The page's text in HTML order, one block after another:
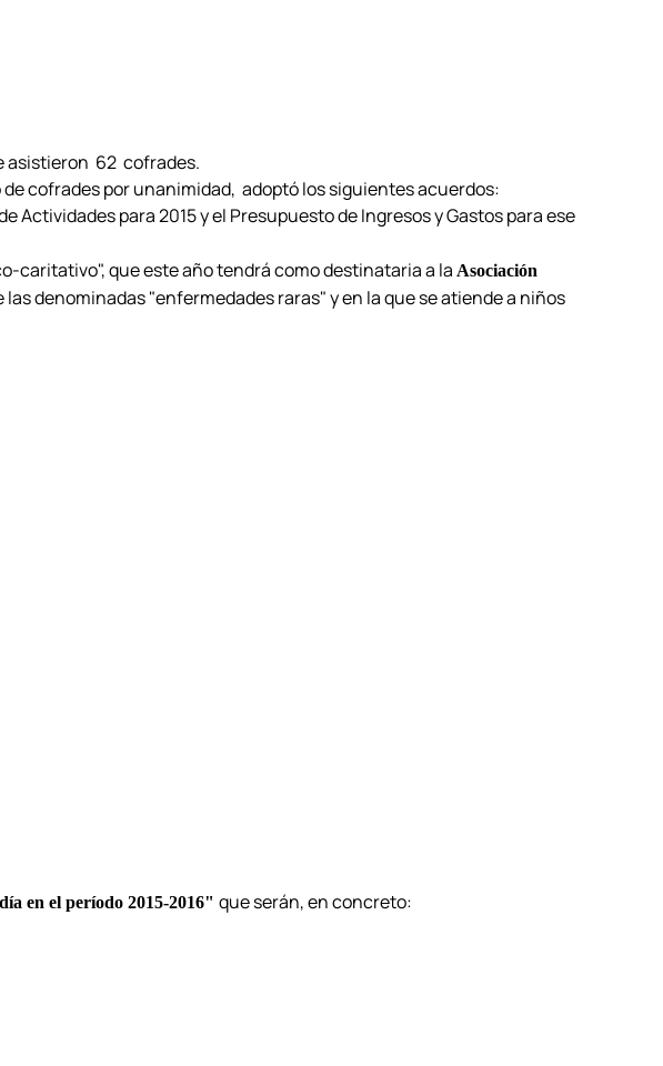
asistieron 62 cofrades.
cofrades por unanimidad, adoptó los siguientes acuerdos:
para 2015 y el Presupuesto de Ingresos y Gastos para ese
caritativo", que este año tendrá como destinataria a la Asociación
las denominadas "enfermedades raras" y en la que se atiende a niños
en el período 2015-2016" que serán, en concreto: